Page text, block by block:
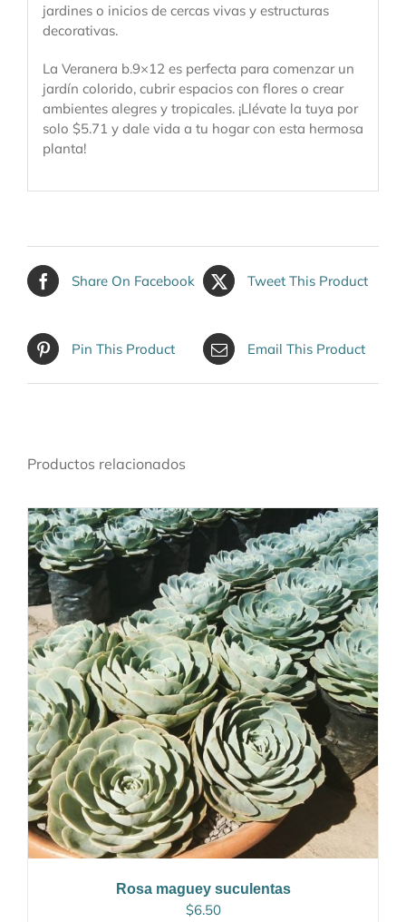
jardines o inicios de cercas vivas y estructuras
decorativas.
La Veranera b.9×12 es perfecta para comenzar un
jardín colorido, cubrir espacios con flores o crear
ambientes alegres y tropicales. ¡Llévate la tuya por
solo $5.71 y dale vida a tu hogar con esta hermosa
planta!
Share On Facebook Tweet This Product
Pin This Product Email This Product
Productos relacionados
Rosa maguey suculentas
$6.50